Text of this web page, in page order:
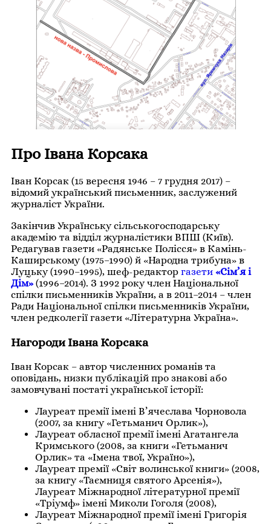
Про Івана Корсака
Іван Корсак (15 вересня 1946 – 7 грудня 2017) –
відомий український письменник, заслужений
журналіст України.
Закінчив Українську сільськогосподарську
академію та відділ журналістики ВПШ (Київ).
Редагував газети «Радянське Полісся» в Камінь-
Каширському (1975–1990) й «Народна трибуна» в
Луцьку (1990–1995), шеф-редактор газети «Сім’я і
Дім»(1996–2014). З 1992 року член Національної
спілки письменників України, а в 2011–2014 – член
Ради Національної спілки письменників України,
член редколегії газети «Літературна Україна».
Нагороди Івана Корсака
Іван Корсак – автор численних романів та
оповідань, низки публікацій про знакові або
замовчувані постаті української історії:
Лауреат премії імені В’ячеслава Чорновола
(2007, за книгу «Гетьманич Орлик»),
Лауреат обласної премії імені Агатангела
Кримського (2008, за книги «Гетьманич
Орлик» та «Імена твої, Україно»),
Лауреат премії «Світ волинської книги» (2008,
за книгу «Таємниця святого Арсенія»),
Лауреат Міжнародної літературної премії
«Тріумф» імені Миколи Гоголя (2008),
Лауреат Міжнародної премії імені Григорія